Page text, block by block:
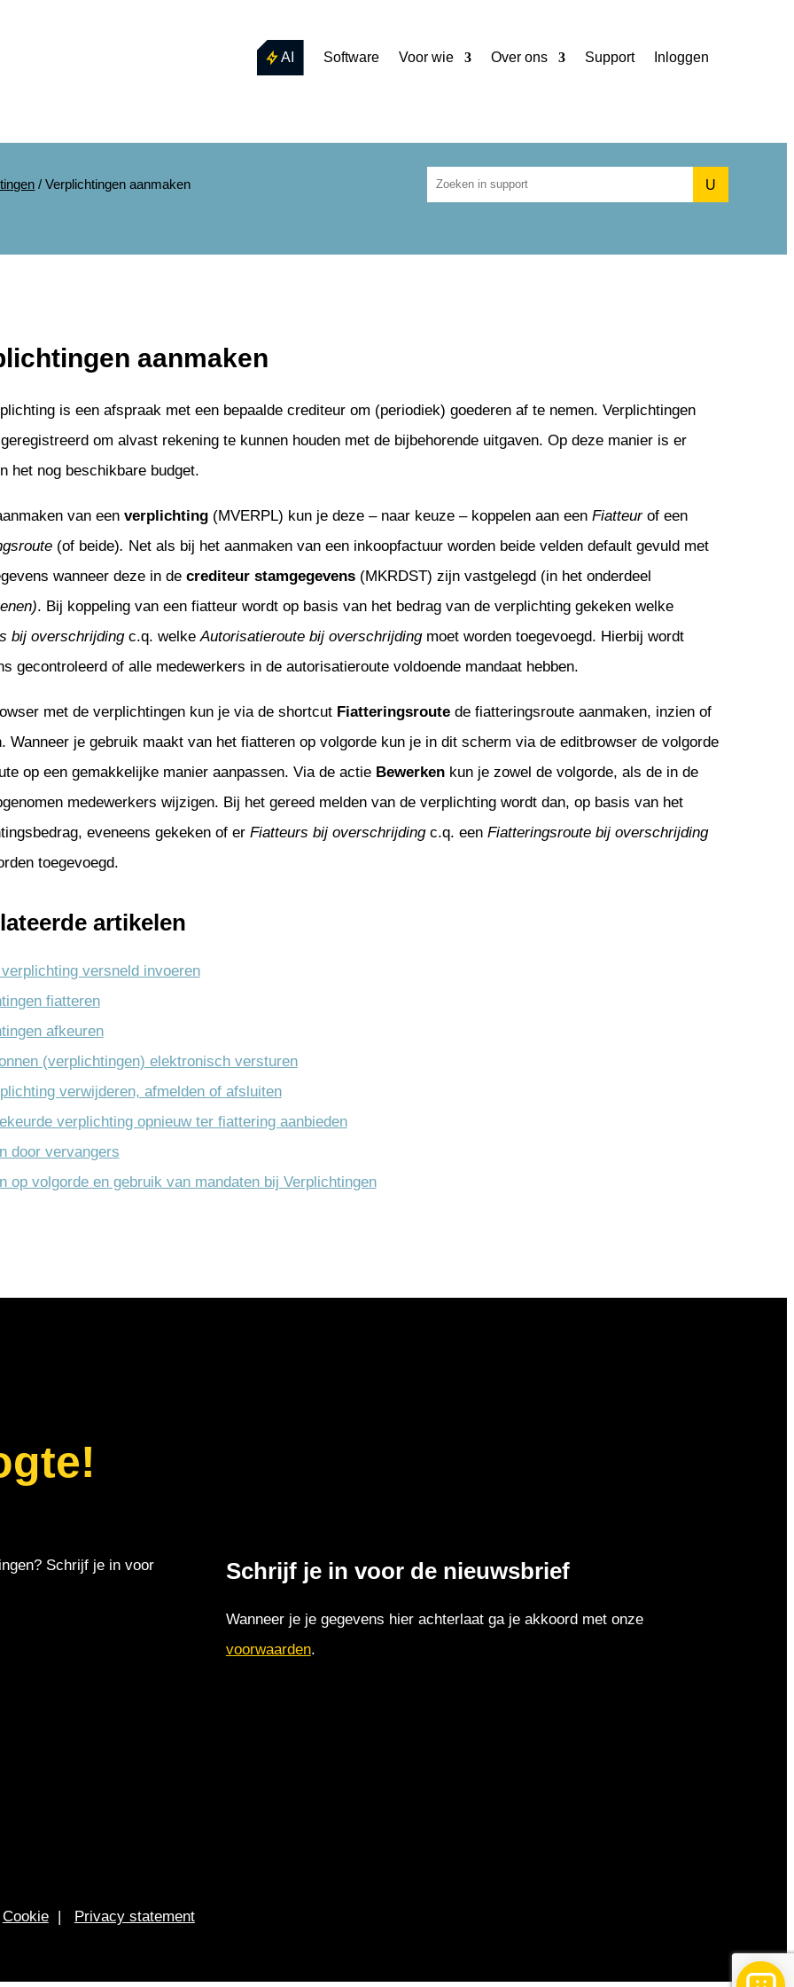
AI Software Voor wie Over ons Support Inloggen
/Verplichtingen aanmaken U
Drive
aanmaken
is een afspraak met een bepaalde crediteur om (periodiek) goederen af te nemen. Verplichtingen
om alvast rekening te kunnen houden met de bijbehorende uitgaven. Op deze manier is er
het nog beschikbare budget.
van een verplichting(MVERPL) kun je deze – naar keuze – koppelen aan een Fiatteurof een
(of beide). Net als bij het aanmaken van een inkoopfactuur worden beide velden default gevuld met
wanneer deze in de crediteur stamgegevens(MKRDST) zijn vastgelegd (in het onderdeel
. Bij koppeling van een fiatteur wordt op basis van het bedrag van de verplichting gekeken welke
bij overschrijding c.q. welkeAutorisatieroute bij overschrijdingmoet worden toegevoegd. Hierbij wordt
gecontroleerd of alle medewerkers in de autorisatieroute voldoende mandaat hebben.
met de verplichtingen kun je via de shortcut Fiatteringsroutede fiatteringsroute aanmaken, inzien of
Wanneer je gebruik maakt van het fiatteren op volgorde kun je in dit scherm via de editbrowser de volgorde
op een gemakkelijke manier aanpassen. Via de actie Bewerkenkun je zowel de volgorde, als de in de
medewerkers wijzigen. Bij het gereed melden van de verplichting wordt dan, op basis van het
eveneens gekeken of er Fiatteurs bij overschrijding c.q. een Fiatteringsroute bij overschrijding
toegevoegd.
artikelen
versneld invoeren
fiatteren
afkeuren
(verplichtingen) elektronisch versturen
verwijderen, afmelden of afsluiten
verplichting opnieuw ter fiattering aanbieden
door vervangers
op volgorde en gebruik van mandaten bij Verplichtingen
Schrijf je in voor
Schrijf je in voor de nieuwsbrief
Wanneer je je gegevens hier achterlaat ga je akkoord met onze
voorwaarden.
Cookie Privacy statement